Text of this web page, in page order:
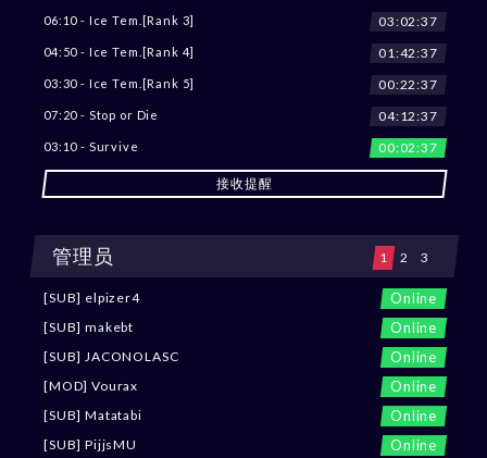
06:10 - Ice Tem.[Rank 3] 03:02:36
04:50 - Ice Tem.[Rank 4] 01:42:36
03:30 - Ice Tem.[Rank 5] 00:22:36
07:20 - Stop or Die 04:12:36
03:10 - Survive 00:02:36
接收提醒
管理员 1 2 3
[SUB] elpizer4 Online
[SUB] makebt Online
[SUB] JACONOLASC Online
[MOD] Vourax Online
[SUB] Matatabi Online
[SUB] PijjsMU Online